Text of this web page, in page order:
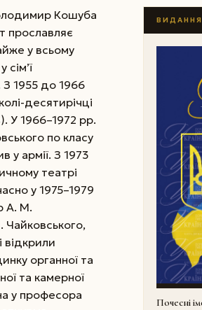
Кошуба
прославляє
у всьому
1955 до 1966
десятирічці
У 1966–1972 рр.
по класу
у армії. З 1973
театрі
у 1975–1979
А. М.
Чайковського,
відкрили
органної та
та камерної
у професора
ВИДАННЯ
Почесні